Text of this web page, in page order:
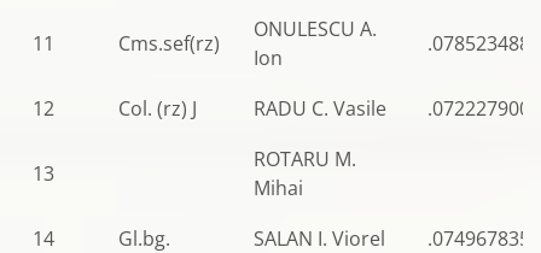
11 Cms.sef(rz)
ONULESCU A.
Ion
.0785234888
12 Col. (rz) J RADU C. Vasile .0722279009
13
ROTARU M.
Mihai
14
Gl.bg. SALAN I. Viorel .0749678353